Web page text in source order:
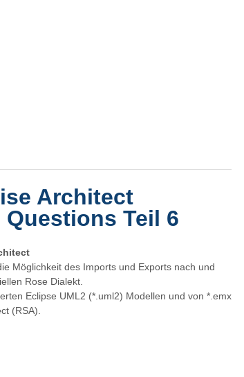
Architect
Teil 6
Möglichkeit des Imports und Exports nach und
Rose Dialekt.
Eclipse UML2 (*.uml2) Modellen und von *.emx
(RSA).